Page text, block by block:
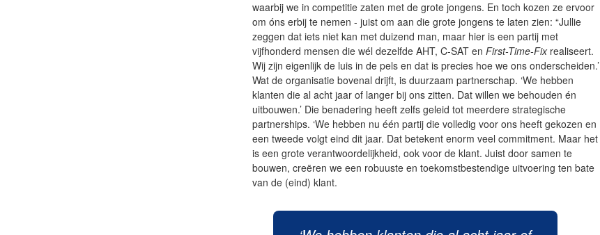
waarbij we in competitie zaten met de grote jongens. En toch kozen ze ervoor
om óns erbij te nemen - juist om aan die grote jongens te laten zien: “Jullie
zeggen dat iets niet kan met duizend man, maar hier is een partij met
vijfhonderd mensen die wél dezelfde AHT, C-SAT enFirst-Time-Fixrealiseert.
Wij zijn eigenlijk de luis in de pels en dat is precies hoe we ons onderscheiden.’
Wat de organisatie bovenal drijft, is duurzaam partnerschap. ‘We hebben
klanten die al acht jaar of langer bij ons zitten. Dat willen we behouden én
uitbouwen.’ Die benadering heeft zelfs geleid tot meerdere strategische
partnerships. ‘We hebben nu één partij die volledig voor ons heeft gekozen en
een tweede volgt eind dit jaar. Dat betekent enorm veel commitment. Maar het
is een grote verantwoordelijkheid, ook voor de klant. Juist door samen te
bouwen, creëren we een robuuste en toekomstbestendige uitvoering ten bate
van de (eind) klant.